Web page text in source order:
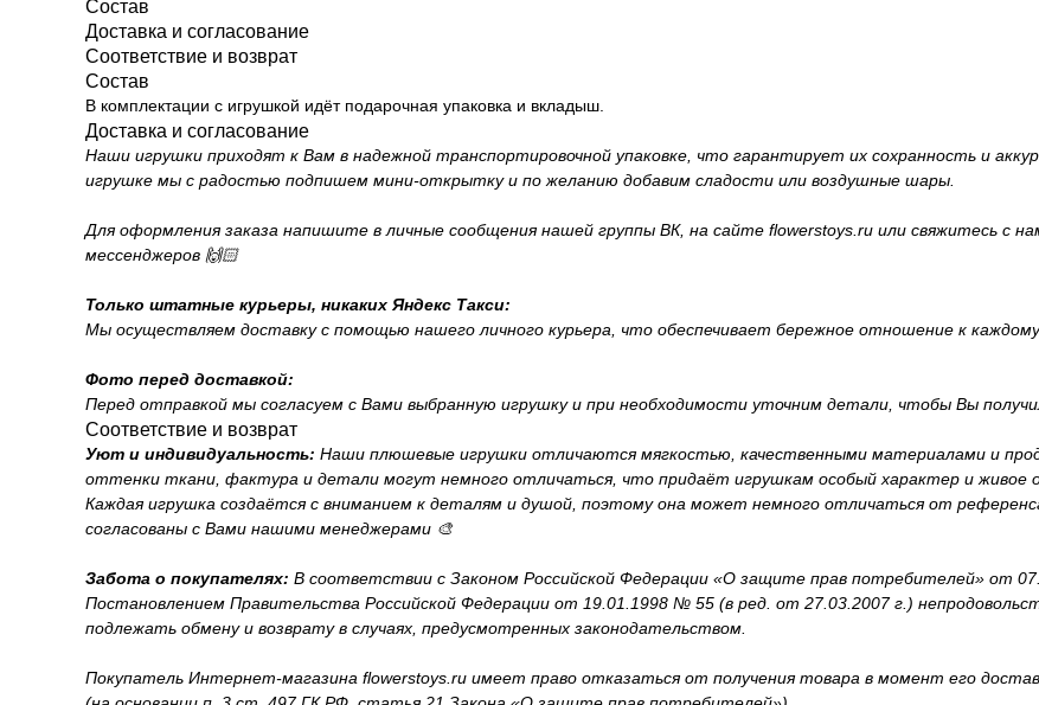
Состав
Доставка и согласование
Соответствие и возврат
Состав
В комплектации с игрушкой идёт подарочная упаковка и вкладыш.
Доставка и согласование
Наши игрушки приходят к Вам в надежной транспортировочной упаковке, что гарантирует их сохранность и
игрушке мы с радостью подпишем мини-открытку и по желанию добавим сладости или воздушные шары.
Для оформления заказа напишите в личные сообщения нашей группы ВК, на сайте flowerstoys.ru или свяжитесь с
мессенджеров 🙌🏻
Только штатные курьеры, никаких Яндекс Такси:
Мы осуществляем доставку с помощью нашего личного курьера, что обеспечивает бережное отношение к каждому
Фото перед доставкой:
Перед отправкой мы согласуем с Вами выбранную игрушку и при необходимости уточним детали, чтобы Вы
Соответствие и возврат
Уют и индивидуальность: Наши плюшевые игрушки отличаются мягкостью, качественными материалами и
оттенки ткани, фактура и детали могут немного отличаться, что придаёт игрушкам особый характер и живое
Каждая игрушка создаётся с вниманием к деталям и душой, поэтому она может немного отличаться от
согласованы с Вами нашими менеджерами 🎨
Забота о покупателях: В соответствии с Законом Российской Федерации «О защите прав потребителей» от
Постановлением Правительства Российской Федерации от 19.01.1998 № 55 (в ред. от 27.03.2007 г.)
подлежать обмену и возврату в случаях, предусмотренных законодательством.
Покупатель Интернет-магазина flowerstoys.ru имеет право отказаться от получения товара в момент его